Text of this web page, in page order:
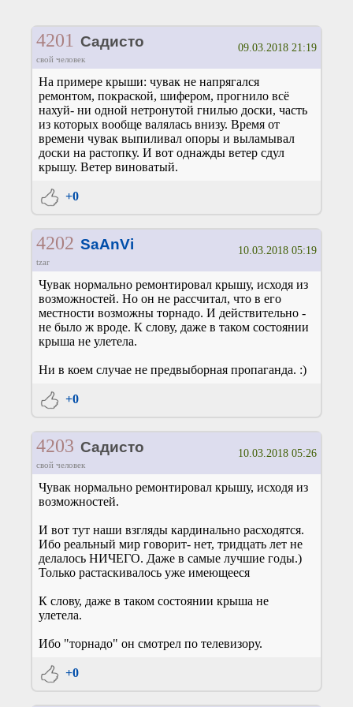
4201 Садисто
свой человек
09.03.2018 21:19
На примере крыши: чувак не напрягался
ремонтом, покраской, шифером, прогнило всё
нахуй- ни одной нетронутой гнилью доски, часть
из которых вообще валялась внизу. Время от
времени чувак выпиливал опоры и выламывал
доски на растопку. И вот однажды ветер сдул
крышу. Ветер виноватый.
+0
4202 SaAnVi
tzar
10.03.2018 05:19
Чувак нормально ремонтировал крышу, исходя из
возможностей. Но он не рассчитал, что в его
местности возможны торнадо. И действительно -
не было ж вроде. К слову, даже в таком состоянии
крыша не улетела.
Ни в коем случае не предвыборная пропаганда. :)
+0
4203 Садисто
свой человек
10.03.2018 05:26
Чувак нормально ремонтировал крышу, исходя из
возможностей.
И вот тут наши взгляды кардинально расходятся.
Ибо реальный мир говорит- нет, тридцать лет не
делалось НИЧЕГО. Даже в самые лучшие годы.)
Только растаскивалось уже имеющееся
К слову, даже в таком состоянии крыша не
улетела.
Ибо "торнадо" он смотрел по телевизору.
+0